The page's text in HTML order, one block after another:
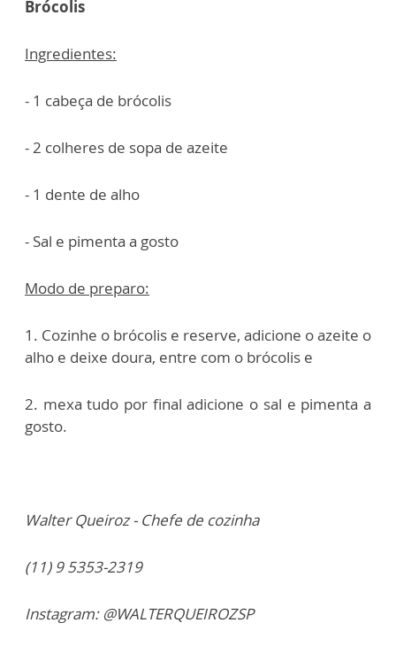
Brócolis
Ingredientes:
- 1 cabeça de brócolis
- 2 colheres de sopa de azeite
- 1 dente de alho
- Sal e pimenta a gosto
Modo de preparo:
1. Cozinhe o brócolis e reserve, adicione o azeite o
alho e deixe doura, entre com o brócolis e
2. mexa tudo por final adicione o sal e pimenta a
gosto.
Walter Queiroz - Chefe de cozinha
(11) 9 5353-2319
Instagram: @WALTERQUEIROZSP